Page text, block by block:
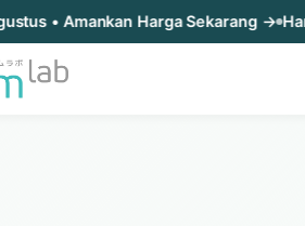
Harga Sekarang → Harga Naik 12